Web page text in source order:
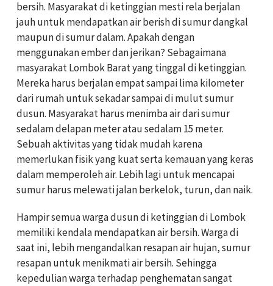
bersih. Masyarakat di ketinggian mesti rela berjalan
jauh untuk mendapatkanairberish di sumur dangkal
maupun di sumur dalam. Apakah dengan
menggunakan ember dan jerikan? Sebagaimana
masyarakat Lombok Barat yang tinggal di ketinggian.
Mereka harus berjalan empat sampai lima kilometer
dari rumah untuk sekadar sampai di mulut sumur
dusun. Masyarakat harus menimbaairdari sumur
sedalam delapan meter atau sedalam 15 meter.
Sebuah aktivitas yang tidak mudah karena
memerlukan fisik yang kuat serta kemauan yang keras
dalam memperolehair. Lebih lagi untuk mencapai
sumur harus melewati jalan berkelok, turun, dan naik.
Hampir semua warga dusun di ketinggian di Lombok
memiliki kendala mendapatkanairbersih. Warga di
saat ini, lebih mengandalkan resapanairhujan, sumur
resapan untuk menikmatiairbersih. Sehingga
kepedulian warga terhadap penghematan sangat